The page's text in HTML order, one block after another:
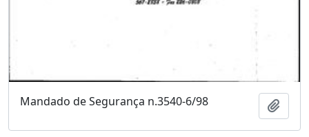
Mandado de Segurança n.3540-6/98